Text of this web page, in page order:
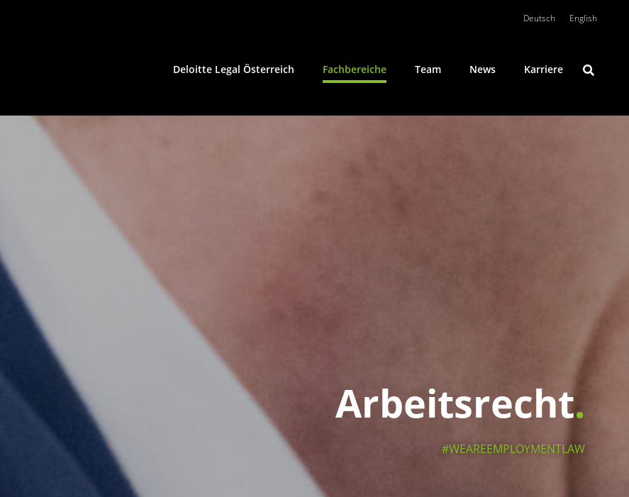
Deutsch English
Deloitte Legal Österreich Fachbereiche
HCLS | Konsumgüter
Immobilienrecht
Insolvenzrecht | Restrukturierung
IP/IT | Medienrecht
Kartellrecht | EU-Recht
Team News Karriere
Arbeitsrecht
#WEAREEMPLOYMENTLAW